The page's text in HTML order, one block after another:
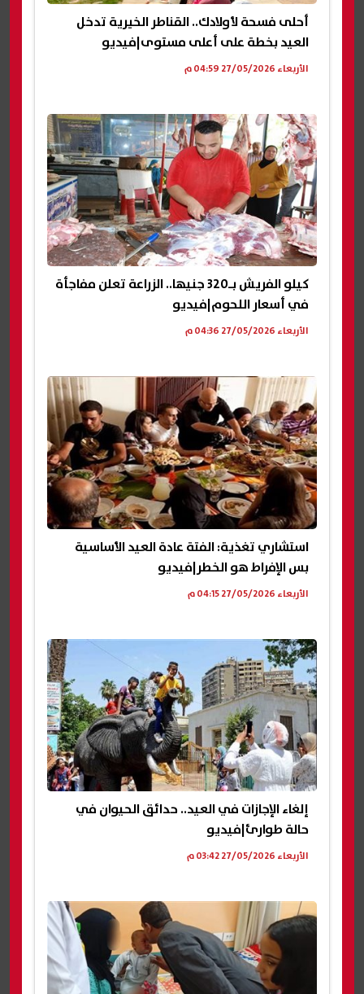
أحلى فسحة لأولادك.. القناطر الخيرية تدخل
العيد بخطة على أعلى مستوى|فيديو
الأربعاء 27/05/2026 04:59 م
كيلو الفريش بـ320 جنيها.. الزراعة تعلن مفاجأة
في أسعار اللحوم|فيديو
الأربعاء 27/05/2026 04:36 م
استشاري تغذية: الفتة عادة العيد الأساسية
بس الإفراط هو الخطر|فيديو
الأربعاء 27/05/2026 04:15 م
إلغاء الإجازات في العيد.. حدائق الحيوان في
حالة طوارئ|فيديو
الأربعاء 27/05/2026 03:42 م